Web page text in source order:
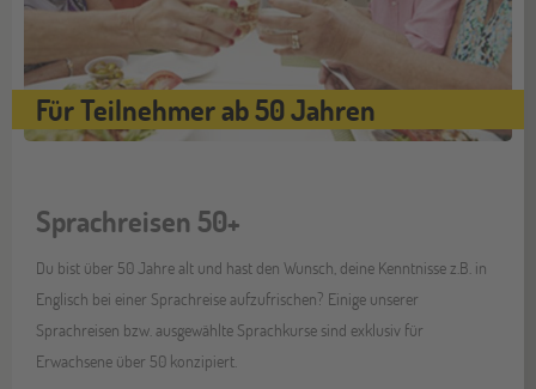
Für Teilnehmer ab 50 Jahren
Sprachreisen 50+
Du bist über 50 Jahre alt und hast den Wunsch, deine Kenntnisse z.B. in
Englisch bei einer Sprachreise aufzufrischen? Einige unserer
Sprachreisen bzw. ausgewählte Sprachkurse sind exklusiv für
Erwachsene über 50 konzipiert.